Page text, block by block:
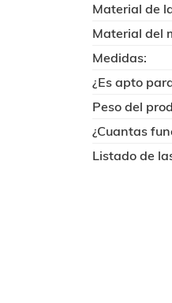
Material de
Material del
Medidas:
¿Es apto
Peso del
¿Cuantas
Listado de